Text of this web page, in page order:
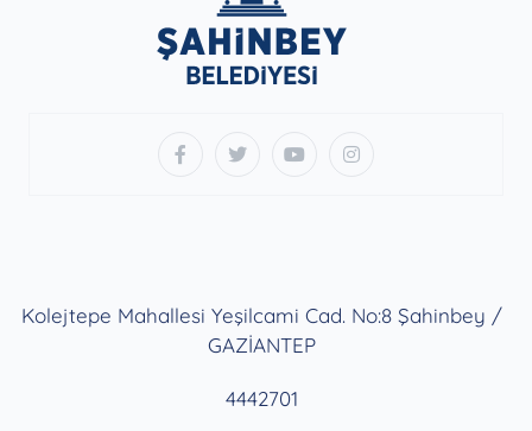
Kolejtepe Mahallesi Yeşilcami Cad. No:8 Şahinbey /
GAZİANTEP
4442701